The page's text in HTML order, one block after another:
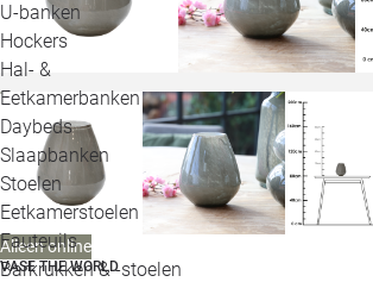
U-banken
Hockers
Hal- &
Eetkamerbanken
Daybeds
Slaapbanken
Stoelen
Eetkamerstoelen
Fauteuils
Barkrukken & -stoelen
Alleen online
VASE THE WORLD